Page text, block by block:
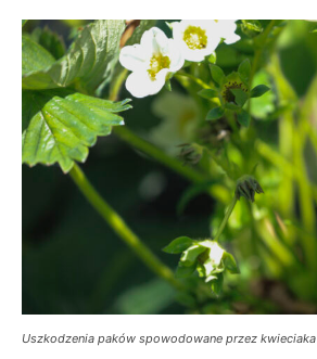
Uszkodzenia paków spowodowane przez kwieciaka